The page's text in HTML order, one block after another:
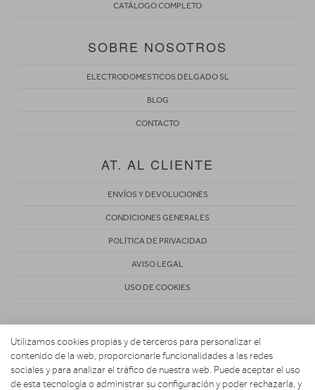
CATÁLOGO COMPLETO
SOBRE NOSOTROS
ELECTRODOMESTICOS DELGADO SL
BLOG
CONTACTO
AT. AL CLIENTE
ENVÍOS Y DEVOLUCIONES
CONDICIONES GENERALES
POLÍTICA DE PRIVACIDAD
AVISO LEGAL
USO DE COOKIES
Utilizamos cookies propias y de terceros para personalizar el
contenido de la web, proporcionarle funcionalidades a las redes
sociales y para analizar el tráfico de nuestra web. Puede aceptar el uso
de esta tecnología o administrar su configuración y poder rechazarla, y